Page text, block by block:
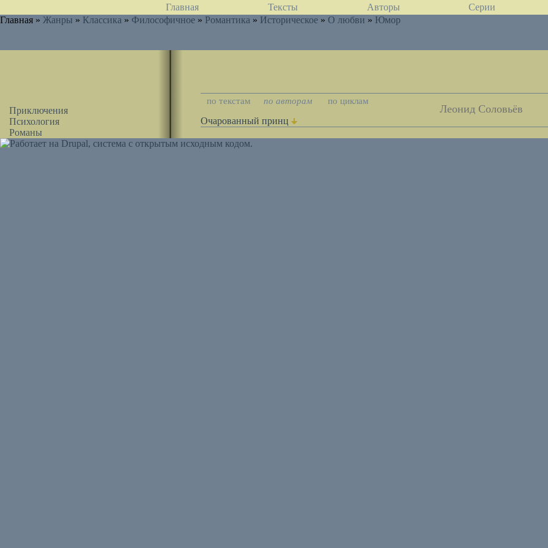
Главная Тексты Авторы Серии
Главная » Жанры » Классика » Философичное » Романтика » Историческое » О любви » Юмор
Приключения
Психология
Романы
по текстам по авторам по циклам
Леонид Соловьёв
Очарованный принц